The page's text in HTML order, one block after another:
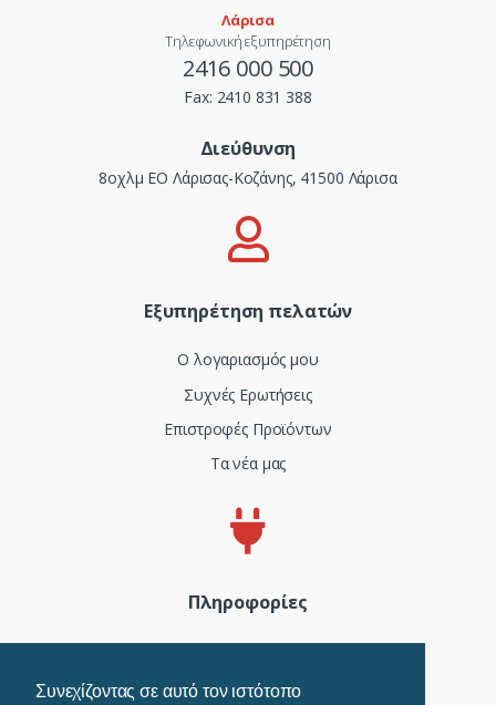
Συνεχίζοντας σε αυτό τον ιστότοπο
Λάρισα
Τηλεφωνική εξυπηρέτηση
2416 000 500
Fax: 2410 831 388
Διεύθυνση
8οχλμ ΕΟ Λάρισας-Κοζάνης, 41500 Λάρισα
Εξυπηρέτηση πελατών
Ο λογαριασμός μου
Συχνές Ερωτήσεις
Επιστροφές Προϊόντων
Τα νέα μας
Πληροφορίες
Όροι Χρήσης